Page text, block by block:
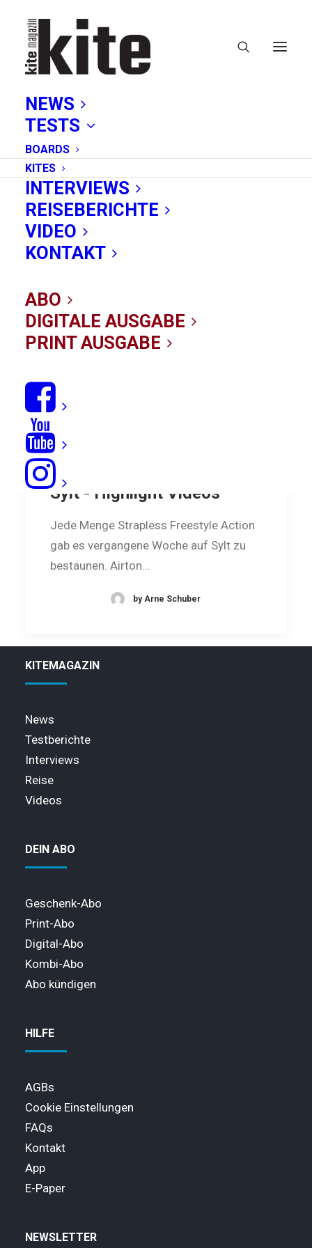
NEWS
TESTS
BOARDS
KITES
INTERVIEWS
REISEBERICHTE
VIDEO
KONTAKT
ABO
DIGITALE AUSGABE
PRINT AUSGABE
World Cup
GKA Kite-Surf World Cup
Sylt - Highlight Videos
Jede Menge Strapless Freestyle Action
gab es vergangene Woche auf Sylt zu
bestaunen. Airton…
by Arne Schuber
KITEMAGAZIN
News
Testberichte
Interviews
Reise
Videos
DEIN ABO
Geschenk-Abo
Print-Abo
Digital-Abo
Kombi-Abo
Abo kündigen
HILFE
AGBs
Cookie Einstellungen
FAQs
Kontakt
App
E-Paper
NEWSLETTER